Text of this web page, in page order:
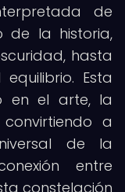
de
de la historia,
hasta
Esta
en el arte, la
a
de la
entre
constelación